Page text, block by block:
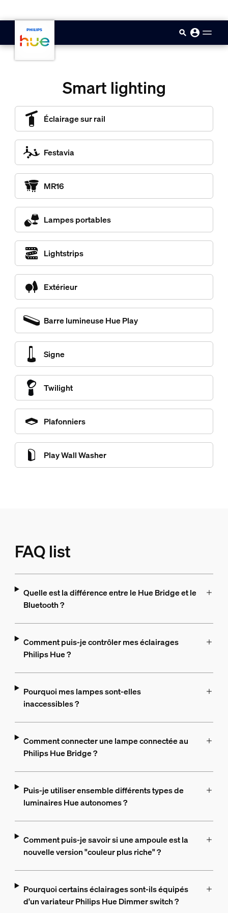
Smart lighting
Éclairage sur rail
Festavia
MR16
Lampes portables
Lightstrips
Extérieur
Barre lumineuse Hue Play
Signe
Twilight
Plafonniers
Play Wall Washer
FAQ list
Quelle est la différence entre le Hue Bridge et le
Bluetooth ?
Comment puis-je contrôler mes éclairages
Philips Hue ?
Pourquoi mes lampes sont-elles
inaccessibles ?
Comment connecter une lampe connectée au
Philips Hue Bridge ?
Puis-je utiliser ensemble différents types de
luminaires Hue autonomes ?
Comment puis-je savoir si une ampoule est la
nouvelle version "couleur plus riche" ?
Pourquoi certains éclairages sont-ils équipés
d'un variateur Philips Hue Dimmer switch ?